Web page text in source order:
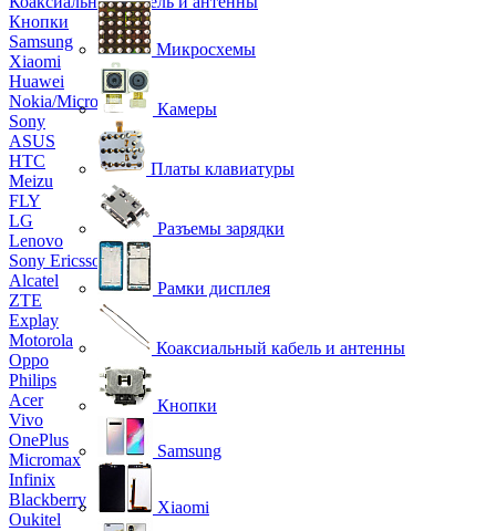
Кнопки
Samsung
Xiaomi
Huawei
Nokia/Microsoft
Sony
ASUS
HTC
Meizu
FLY
LG
Lenovo
Sony Ericsson
Alcatel
ZTE
Explay
Motorola
Oppo
Philips
Acer
Vivo
OnePlus
Micromax
Infinix
Blackberry
Oukitel
Микросхемы
Камеры
Платы клавиатуры
Разъемы зарядки
Рамки дисплея
Коаксиальный кабель и антенны
Кнопки
Samsung
Xiaomi